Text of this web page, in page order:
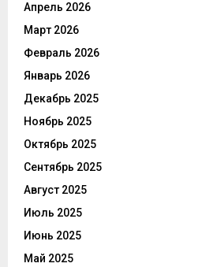
Апрель 2026
Март 2026
Февраль 2026
Январь 2026
Декабрь 2025
Ноябрь 2025
Октябрь 2025
Сентябрь 2025
Август 2025
Июль 2025
Июнь 2025
Май 2025